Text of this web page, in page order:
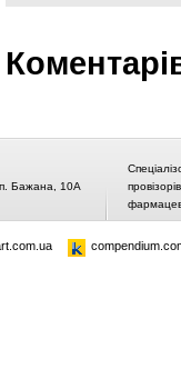
Бажана, 10А